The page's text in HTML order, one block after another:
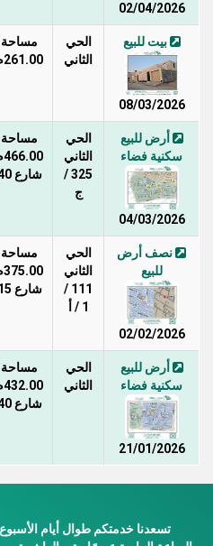
02/04/2026
بيت للبيع
08/03/2026
الحي
الثاني
مساحة
261.00م
أرض للبيع
سكنية فضاء
04/03/2026
الحي
الثاني
325 /
ج
مساحة
466.00م
شارع 40
نصف أرض
للبيع
02/02/2026
الحي
الثاني
111 /
1 / أ
مساحة
375.00م
شارع 15
أرض للبيع
سكنية فضاء
21/01/2026
الحي
الثاني
مساحة
432.00م
شارع 40
تسعدنا خدمتكم طوال أيام